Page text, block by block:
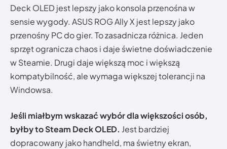
Deck OLED jest lepszy jako konsola przenośna w
sensie wygody. ASUS ROG Ally X jest lepszy jako
przenośny PC do gier. To zasadnicza różnica. Jeden
sprzęt ogranicza chaos i daje świetne doświadczenie
w Steamie. Drugi daje większą moc i większą
kompatybilność, ale wymaga większej tolerancji na
Windowsa.
Jeśli miałbym wskazać wybór dla większości osób,
byłby to Steam Deck OLED. Jest bardziej
dopracowany jako handheld, ma świetny ekran,